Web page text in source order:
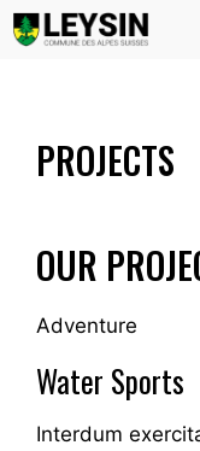
Aller
au
PROJECTS
OUR
Adventure
Water Sports
Interdum